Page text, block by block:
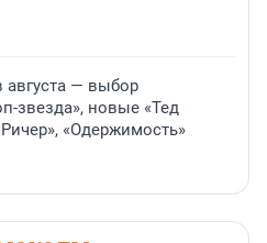
августа — выбор
звезда», новые «Тед
«Одержимость»